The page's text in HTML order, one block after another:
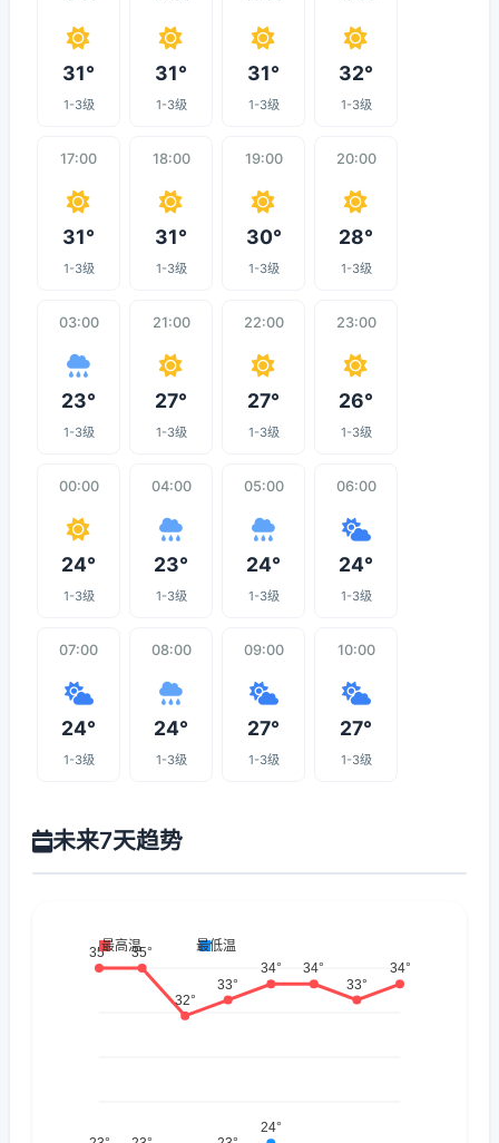
31°
1-3级
31°
1-3级
31°
1-3级
32°
1-3级
17:00
31°
1-3级
18:00
31°
1-3级
19:00
30°
1-3级
20:00
28°
1-3级
03:00
23°
1-3级
21:00
27°
1-3级
22:00
27°
1-3级
23:00
26°
1-3级
00:00
24°
1-3级
04:00
23°
1-3级
05:00
24°
1-3级
06:00
24°
1-3级
07:00
24°
1-3级
08:00
24°
1-3级
09:00
27°
1-3级
10:00
27°
1-3级
未来7天趋势